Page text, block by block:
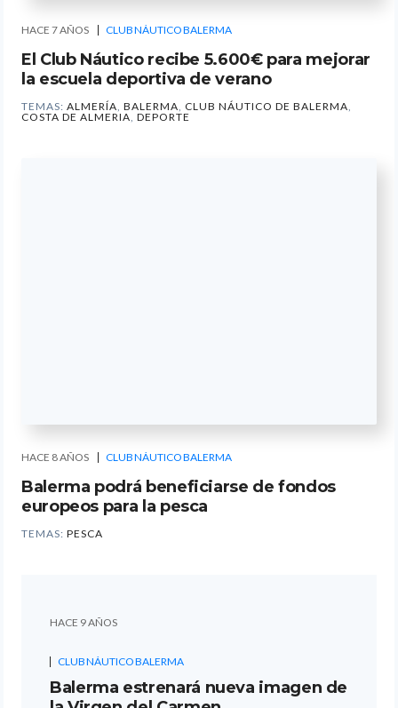
HACE 7 AÑOS CLUB NÁUTICO BALERMA
El Club Náutico recibe 5.600€ para mejorar
la escuela deportiva de verano
TEMAS: ALMERÍA, BALERMA, CLUB NÁUTICO DE BALERMA,
COSTA DE ALMERIA, DEPORTE
HACE 8 AÑOS CLUB NÁUTICO BALERMA
Balerma podrá beneficiarse de fondos
europeos para la pesca
TEMAS: PESCA
HACE 9 AÑOS
CLUB NÁUTICO BALERMA
Balerma estrenará nueva imagen de